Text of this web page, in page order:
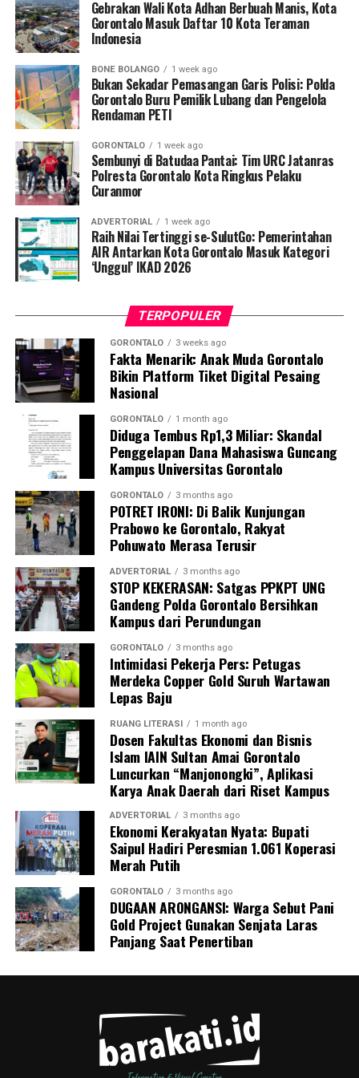
memeriksa rekaman kamera pengawas (CCTV) gudang.
Hasil analisis rekaman menunjukkan sepeda motor
oleh pria tak dikenal. Atas kejadian itu, korban langsung
membuat laporan resmi di SPKT Polresta Gorontalo
Kota.
Menindaklanjuti laporan korban, Tim URC Jatanras
bergerak cepat melakukan penyelidikan hingga berhasil
mendeteksi keberadaan pelaku dan melakukan
penangkapan tanpa perlawanan. Saat ini pelaku beserta
barang bukti telah diamankan di Mako Polresta
Gorontalo Kota guna menjalani proses hukum lebih
lanjut.
Gebrakan Wali Kota Adhan Berbuah Manis, Kota
Gorontalo Masuk Daftar 10 Kota Teraman
Indonesia
BONE BOLANGO 1 week ago
Bukan Sekadar Pemasangan Garis Polisi: Polda
Gorontalo Buru Pemilik Lubang dan Pengelola
Rendaman PETI
GORONTALO 1 week ago
Sembunyi di Batudaa Pantai: Tim URC Jatanras
Polresta Gorontalo Kota Ringkus Pelaku
Curanmor
ADVERTORIAL 1 week ago
Raih Nilai Tertinggi se-SulutGo: Pemerintahan
AIR Antarkan Kota Gorontalo Masuk Kategori
‘Unggul’ IKAD 2026
TERPOPULER
GORONTALO 3 weeks ago
Fakta Menarik: Anak Muda Gorontalo
Bikin Platform Tiket Digital Pesaing
Nasional
GORONTALO 1 month ago
Diduga Tembus Rp1,3 Miliar: Skandal
Penggelapan Dana Mahasiswa Guncang
Kampus Universitas Gorontalo
GORONTALO 3 months ago
POTRET IRONI: Di Balik Kunjungan
Prabowo ke Gorontalo, Rakyat
Pohuwato Merasa Terusir
ADVERTORIAL 3 months ago
STOP KEKERASAN: Satgas PPKPT UNG
Gandeng Polda Gorontalo Bersihkan
Kampus dari Perundungan
GORONTALO 3 months ago
Intimidasi Pekerja Pers: Petugas
Merdeka Copper Gold Suruh Wartawan
Lepas Baju
RUANG LITERASI 1 month ago
Dosen Fakultas Ekonomi dan Bisnis
Islam IAIN Sultan Amai Gorontalo
Luncurkan “Manjonongki”, Aplikasi
Karya Anak Daerah dari Riset Kampus
ADVERTORIAL 3 months ago
Ekonomi Kerakyatan Nyata: Bupati
Saipul Hadiri Peresmian 1.061 Koperasi
Merah Putih
GORONTALO 3 months ago
DUGAAN ARONGANSI: Warga Sebut Pani
Gold Project Gunakan Senjata Laras
Panjang Saat Penertiban